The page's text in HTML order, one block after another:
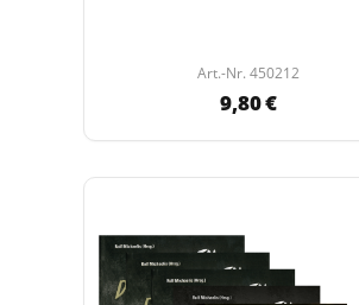
Art.-Nr. 450212
9,80 €